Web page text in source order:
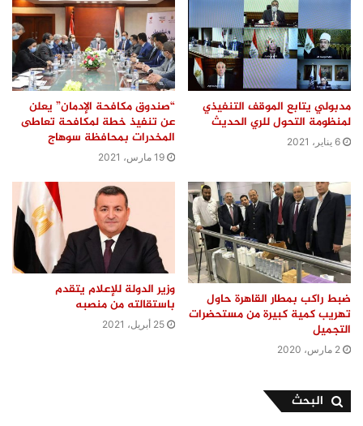
مدبولي يتابع الموقف التنفيذي
لمنظومة التحول للري الحديث
6 يناير، 2021
“صندوق مكافحة الإدمان” يعلن
عن تنفيذ خطة لمكافحة تعاطى
المخدرات بمحافظة سوهاج
19 مارس، 2021
ضبط راكب بمطار القاهرة حاول
تهريب كمية كبيرة من مستحضرات
التجميل
2 مارس، 2020
وزير الدولة للإعلام يتقدم
باستقالته من منصبه
25 أبريل، 2021
البحث